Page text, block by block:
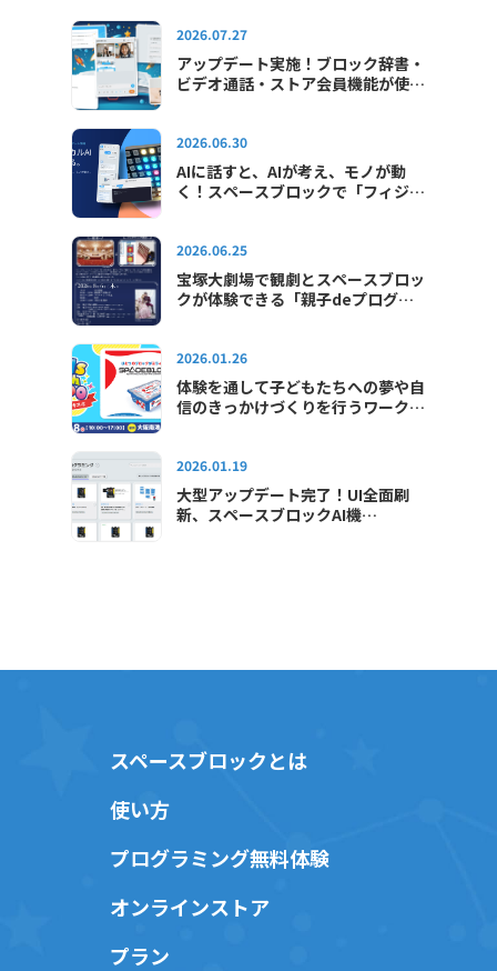
2026.07.27
アップデート実施！ブロック辞書・
ビデオ通話・ストア会員機能が使え
2026.06.30
AIに話すと、AIが考え、モノが動
く！スペースブロックで「フィジカ
2026.06.25
宝塚大劇場で観劇とスペースブロッ
クが体験できる「親子deプログラ
2026.01.26
体験を通して子どもたちへの夢や自
信のきっかけづくりを行うワークシ
2026.01.19
大型アップデート完了！UI全面刷
新、スペースブロックAI機
スペースブロックとは
使い方
プログラミング無料体験
オンラインストア
プラン